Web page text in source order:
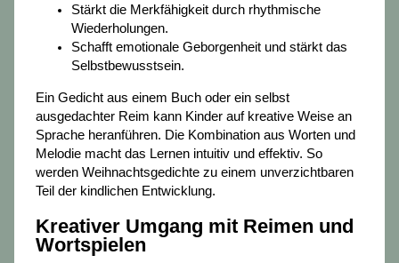
Stärkt die Merkfähigkeit durch rhythmische
Wiederholungen.
Schafft emotionale Geborgenheit und stärkt das
Selbstbewusstsein.
Ein Gedicht aus einem Buch oder ein selbst
ausgedachter Reim kann Kinder auf kreative Weise an
Sprache heranführen. Die Kombination aus Worten und
Melodie macht das Lernen intuitiv und effektiv. So
werden Weihnachtsgedichte zu einem unverzichtbaren
Teil der kindlichen Entwicklung.
Kreativer Umgang mit Reimen und
Wortspielen